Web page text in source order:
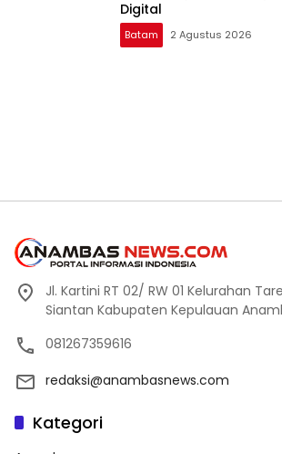
Digital
Batam 2 Agustus 2026
Jl. Kartini RT 02/ RW 01 Kelurahan
Siantan Kabupaten Kepulauan
081267359616
redaksi@anambasnews.com
Kategori